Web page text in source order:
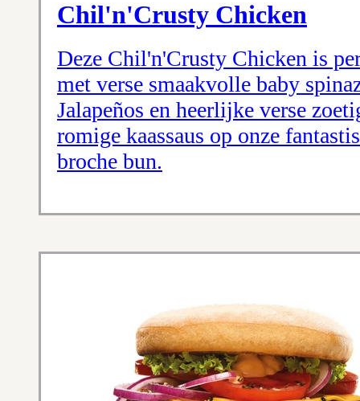
Chil'n'Crusty Chicken
Deze Chil'n'Crusty Chicken is
met verse smaakvolle baby
Jalapeños en heerlijke verse
romige kaassaus op onze
broche bun.